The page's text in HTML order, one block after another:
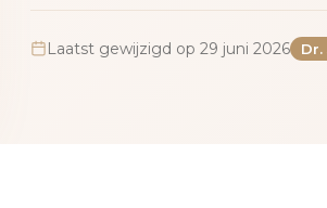
Laatst gewijzigd op 29 juni 2026